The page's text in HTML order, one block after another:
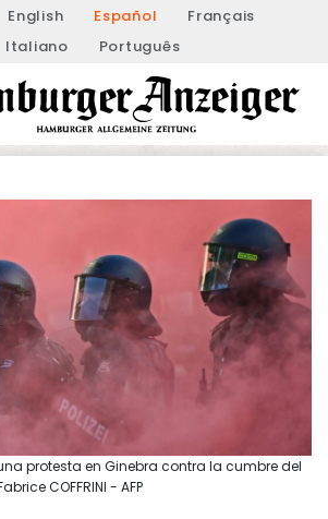
English Español
Français
Italiano
Português
protesta en Ginebra contra la cumbre del
COFFRINI - AFP